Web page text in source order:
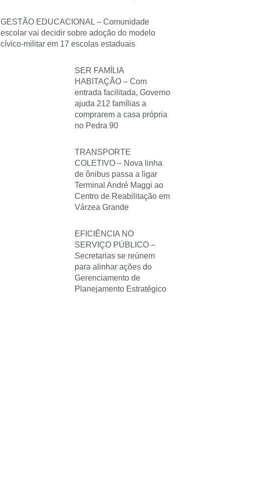
GESTÃO EDUCACIONAL – Comunidade
escolar vai decidir sobre adoção do modelo
cívico-militar em 17 escolas estaduais
SER FAMÍLIA
HABITAÇÃO – Com
entrada facilitada, Governo
ajuda 212 famílias a
comprarem a casa própria
no Pedra 90
TRANSPORTE
COLETIVO – Nova linha
de ônibus passa a ligar
Terminal André Maggi ao
Centro de Reabilitação em
Várzea Grande
EFICIÊNCIA NO
SERVIÇO PÚBLICO –
Secretarias se reúnem
para alinhar ações do
Gerenciamento de
Planejamento Estratégico